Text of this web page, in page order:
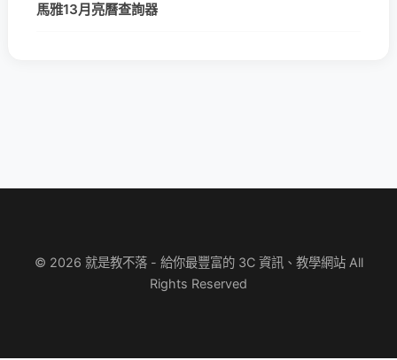
馬雅13月亮曆查詢器
© 2026 就是教不落 - 給你最豐富的 3C 資訊、教學網站 All
Rights Reserved